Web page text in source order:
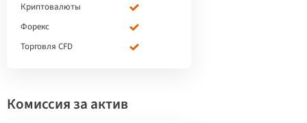
Криптовалюты
Форекс
Торговля CFD
Комиссия за актив